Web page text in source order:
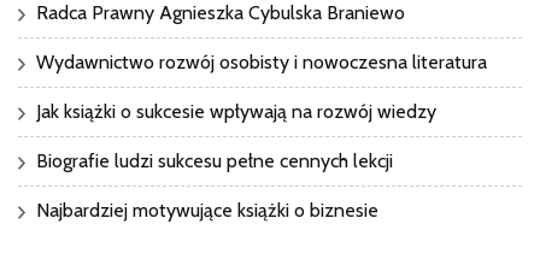
Radca Prawny Agnieszka Cybulska Braniewo
Wydawnictwo rozwój osobisty i nowoczesna literatura
Jak książki o sukcesie wpływają na rozwój wiedzy
Biografie ludzi sukcesu pełne cennych lekcji
Najbardziej motywujące książki o biznesie